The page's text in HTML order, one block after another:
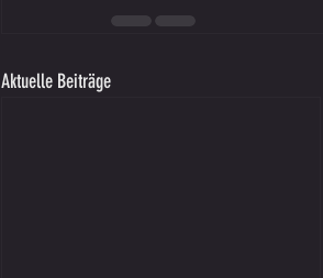
Aktuelle Beiträge